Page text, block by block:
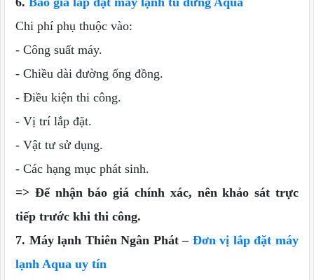
Chi phí phụ thuộc vào:
- Công suất máy.
- Chiều dài đường ống đồng.
- Điều kiện thi công.
- Vị trí lắp đặt.
- Vật tư sử dụng.
- Các hạng mục phát sinh.
=> Để nhận báo giá chính xác, nên khảo sát trực
tiếp trước khi thi công.
7. Máy lạnh Thiên Ngân Phát – Đơn vị lắp đặt máy
lạnh Aqua uy tín